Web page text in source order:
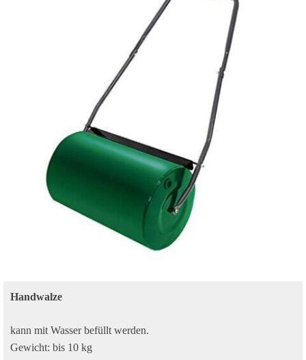
Handwalze
kann mit Wasser befüllt werden.
Gewicht: bis 10 kg